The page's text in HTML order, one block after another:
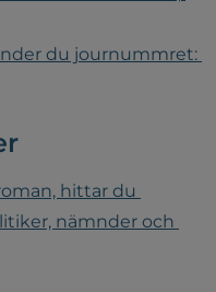
du journummret:
hittar du
nämnder och